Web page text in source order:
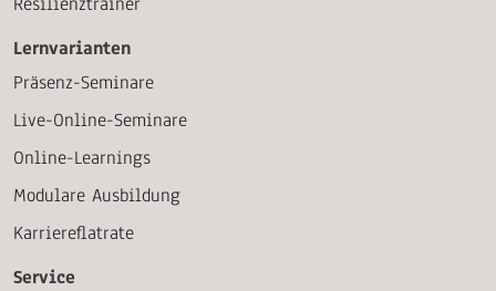
Lernvarianten
Präsenz-Seminare
Live-Online-Seminare
Online-Learnings
Modulare Ausbildung
Karriereflatrate
Service